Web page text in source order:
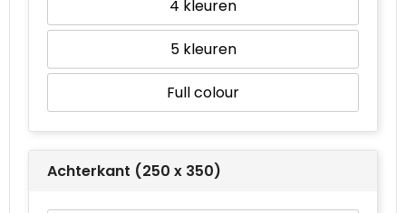
4
5
Full colour
Achterkant (250 x 350)